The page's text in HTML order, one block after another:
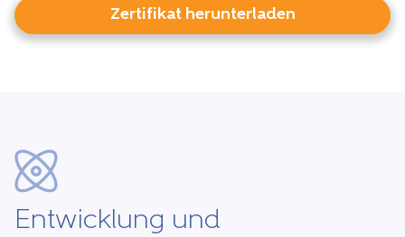
Zertifikat herunterladen
Entwicklung und